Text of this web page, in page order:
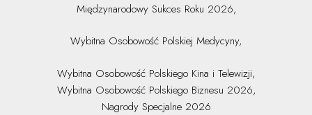
Międzynarodowy Sukces Roku 2026,
Wybitna Osobowość Polskiej Medycyny,
Wybitna Osobowość Polskiego Kina i Telewizji,
Wybitna Osobowość Polskiego Biznesu 2026,
Nagrody Specjalne 2026